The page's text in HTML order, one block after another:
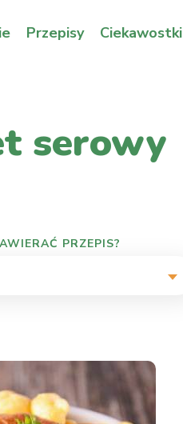
Przepisy Ciekawostki
serowy
PRZEPIS?